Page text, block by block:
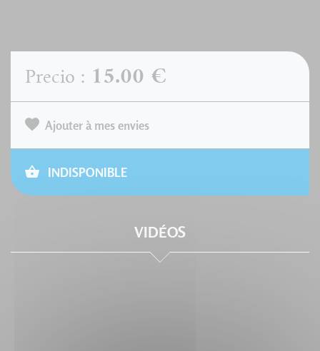
Precio : 15.00 €
Ajouter à mes envies
INDISPONIBLE
VIDÉOS